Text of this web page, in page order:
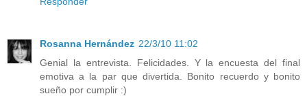
Rosanna Hernández 22/3/10 11:02
Genial la entrevista. Felicidades. Y la encuesta del final
emotiva a la par que divertida. Bonito recuerdo y bonito
sueño por cumplir :)